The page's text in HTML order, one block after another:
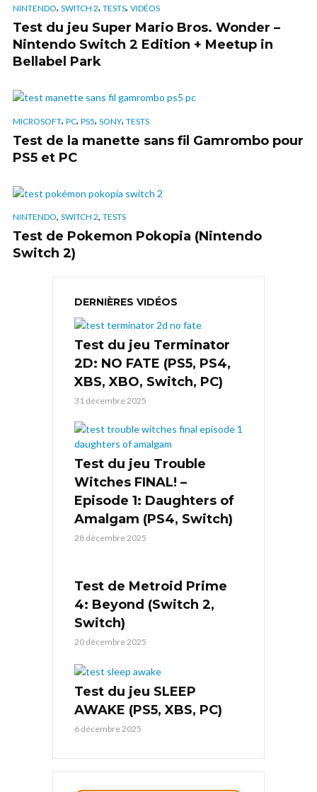
NINTENDO, SWITCH 2, TESTS, VIDÉOS
Test du jeu Super Mario Bros. Wonder –
Nintendo Switch 2 Edition + Meetup in
Bellabel Park
MICROSOFT, PC, PS5, SONY, TESTS
Test de la manette sans fil Gamrombo pour
PS5 et PC
NINTENDO, SWITCH 2, TESTS
Test de Pokemon Pokopia (Nintendo
Switch 2)
DERNIÈRES VIDÉOS
Test du jeu Terminator
2D: NO FATE (PS5, PS4,
XBS, XBO, Switch, PC)
31 décembre 2025
Test du jeu Trouble
Witches FINAL! –
Episode 1: Daughters of
Amalgam (PS4, Switch)
28 décembre 2025
Test de Metroid Prime
4: Beyond (Switch 2,
Switch)
20 décembre 2025
Test du jeu SLEEP
AWAKE (PS5, XBS, PC)
6 décembre 2025